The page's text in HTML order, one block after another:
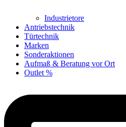
Industrietore
Antriebstechnik
Türtechnik
Marken
Sonderaktionen
Aufmaß & Beratung vor Ort
Outlet %